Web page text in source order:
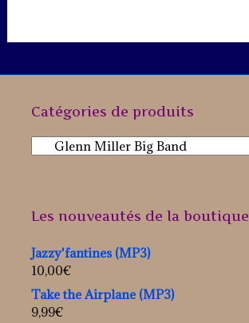
Catégories de produits
Les nouveautés de la boutique
Jazzy'fantines (MP3)
10,00€
Take the Airplane (MP3)
9,99€